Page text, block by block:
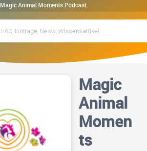
Magic Animal Moments Podcast
Magic
Animal
Momen
ts